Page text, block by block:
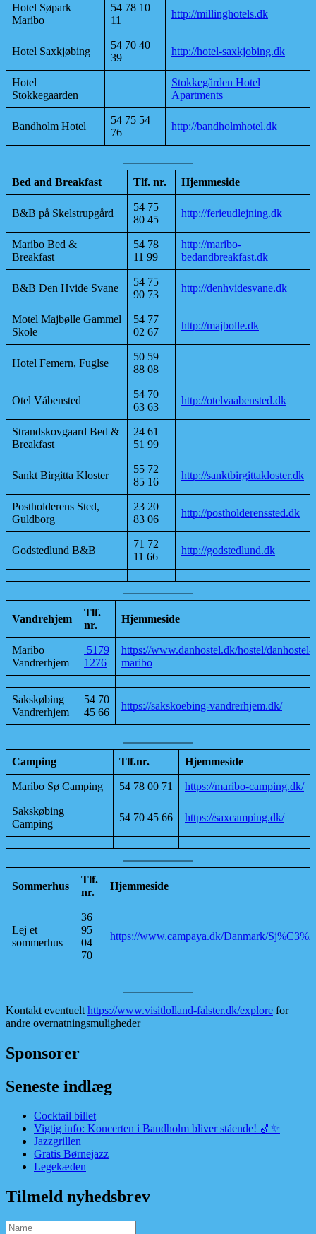
Hotel Søpark
Maribo
54 78 10
11
http://millinghotels.dk
Hotel Saxkjøbing
54 70 40
39
http://hotel-saxkjobing.dk
Hotel
Stokkegaarden
Stokkegården Hotel
Apartments
Bandholm Hotel
54 75 54
76
http://bandholmhotel.dk
Bed and Breakfast Tlf. nr. Hjemmeside
B&B på Skelstrupgård
54 75
80 45
http://ferieudlejning.dk
Maribo Bed &
Breakfast
54 78
11 99
http://maribo-
bedandbreakfast.dk
B&B Den Hvide Svane
54 75
90 73
http://denhvidesvane.dk
Motel Majbølle Gammel
Skole
54 77
02 67
http://majbolle.dk
Hotel Femern, Fuglse
50 59
88 08
Otel Våbensted
54 70
63 63
http://otelvaabensted.dk
Strandskovgaard Bed &
Breakfast
24 61
51 99
Sankt Birgitta Kloster
55 72
85 16
http://sanktbirgittakloster.dk
Postholderens Sted,
Guldborg
23 20
83 06
http://postholderenssted.dk
Godstedlund B&B
71 72
11 66
http://godstedlund.dk
Vandrehjem
Tlf.
nr.
Hjemmeside
Maribo
Vandrerhjem
5179
1276
https://www.danhostel.dk/hostel/danhostel-
maribo
Sakskøbing
Vandrerhjem
54 70
45 66
https://sakskoebing-vandrerhjem.dk/
Camping Tlf.nr. Hjemmeside
Maribo Sø Camping 54 78 00 71 https://maribo-camping.dk/
Sakskøbing
Camping
54 70 45 66 https://saxcamping.dk/
Sommerhus
Tlf.
nr.
Hjemmeside
Lej et
sommerhus
36
95
04
70
https://www.campaya.dk/Danmark/
Kontakt eventuelt https://www.visitlolland-falster.dk/explore for
andre overnatningsmuligheder
Sponsorer
Seneste indlæg
Cocktail billet
Vigtig info: Koncerten i Bandholm bliver stående! 🎷✨
Jazzgrillen
Gratis Børnejazz
Legekæden
Tilmeld nyhedsbrev